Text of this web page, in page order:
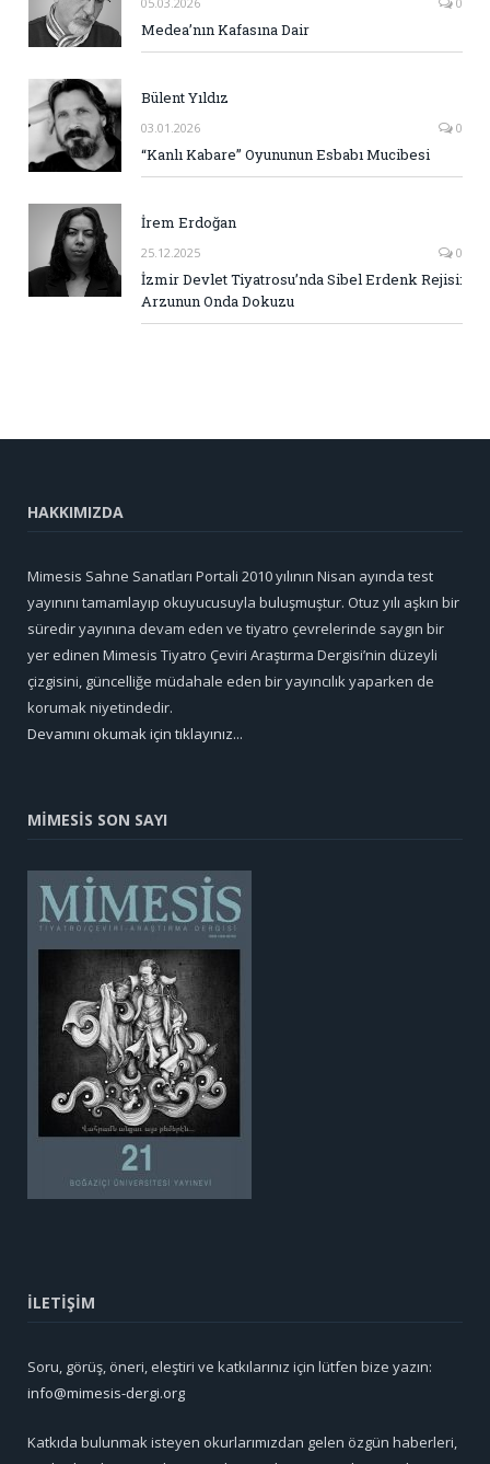
Medea’nın Kafasına Dair
Bülent Yıldız
03.01.2026 0
“Kanlı Kabare” Oyununun Esbabı Mucibesi
İrem Erdoğan
25.12.2025 0
İzmir Devlet Tiyatrosu’nda Sibel Erdenk Rejisi:
Arzunun Onda Dokuzu
HAKKIMIZDA
Mimesis Sahne Sanatları Portali 2010 yılının Nisan ayında test
yayınını tamamlayıp okuyucusuyla buluşmuştur. Otuz yılı aşkın bir
süredir yayınına devam eden ve tiyatro çevrelerinde saygın bir
yer edinen Mimesis Tiyatro Çeviri Araştırma Dergisi’nin düzeyli
çizgisini, güncelliğe müdahale eden bir yayıncılık yaparken de
korumak niyetindedir.
Devamını okumak için tıklayınız...
MİMESİS SON SAYI
İLETİŞİM
Soru, görüş, öneri, eleştiri ve katkılarınız için lütfen bize yazın:
info@mimesis-dergi.org
Katkıda bulunmak isteyen okurlarımızdan gelen özgün haberleri,